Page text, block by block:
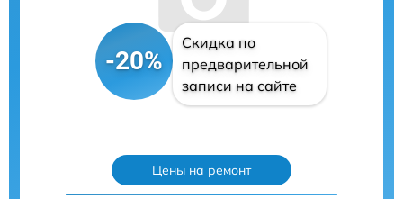
-20%
Скидка по
предварительной
записи на сайте
Цены на ремонт